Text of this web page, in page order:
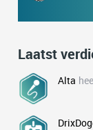
Laatst
Alta